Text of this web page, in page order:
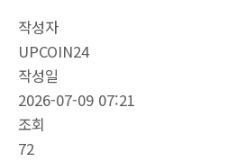
작성자
UPCOIN24
작성일
2026-07-09 07:21
조회
72